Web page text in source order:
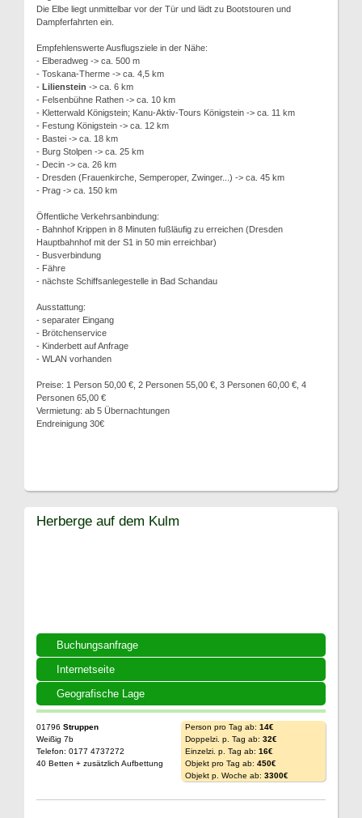
Die Elbe liegt unmittelbar vor der Tür und lädt zu Bootstouren und
Dampferfahrten ein.
Empfehlenswerte Ausflugsziele in der Nähe:
- Elberadweg -> ca. 500 m
- Toskana-Therme -> ca. 4,5 km
- Lilienstein -> ca. 6 km
- Felsenbühne Rathen -> ca. 10 km
- Kletterwald Königstein; Kanu-Aktiv-Tours Königstein -> ca. 11 km
- Festung Königstein -> ca. 12 km
- Bastei -> ca. 18 km
- Burg Stolpen -> ca. 25 km
- Decin -> ca. 26 km
- Dresden (Frauenkirche, Semperoper, Zwinger...) -> ca. 45 km
- Prag -> ca. 150 km
Öffentliche Verkehrsanbindung:
- Bahnhof Krippen in 8 Minuten fußläufig zu erreichen (Dresden
Hauptbahnhof mit der S1 in 50 min erreichbar)
- Busverbindung
- Fähre
- nächste Schiffsanlegestelle in Bad Schandau
Ausstattung:
- separater Eingang
- Brötchenservice
- Kinderbett auf Anfrage
- WLAN vorhanden
Preise: 1 Person 50,00 €, 2 Personen 55,00 €, 3 Personen 60,00 €, 4
Personen 65,00 €
Vermietung: ab 5 Übernachtungen
Endreinigung 30€
Buchungsanfrage
Internetseite
Geografische Lage
Herberge auf dem Kulm
01796 Struppen
Weißig 7b
Telefon: 0177 4737272
40 Betten + zusätzlich Aufbettung
Person pro Tag ab: 14€
Doppelzi. p. Tag ab: 32€
Einzelzi. p. Tag ab: 16€
Objekt pro Tag ab: 450€
Objekt p. Woche ab: 3300€